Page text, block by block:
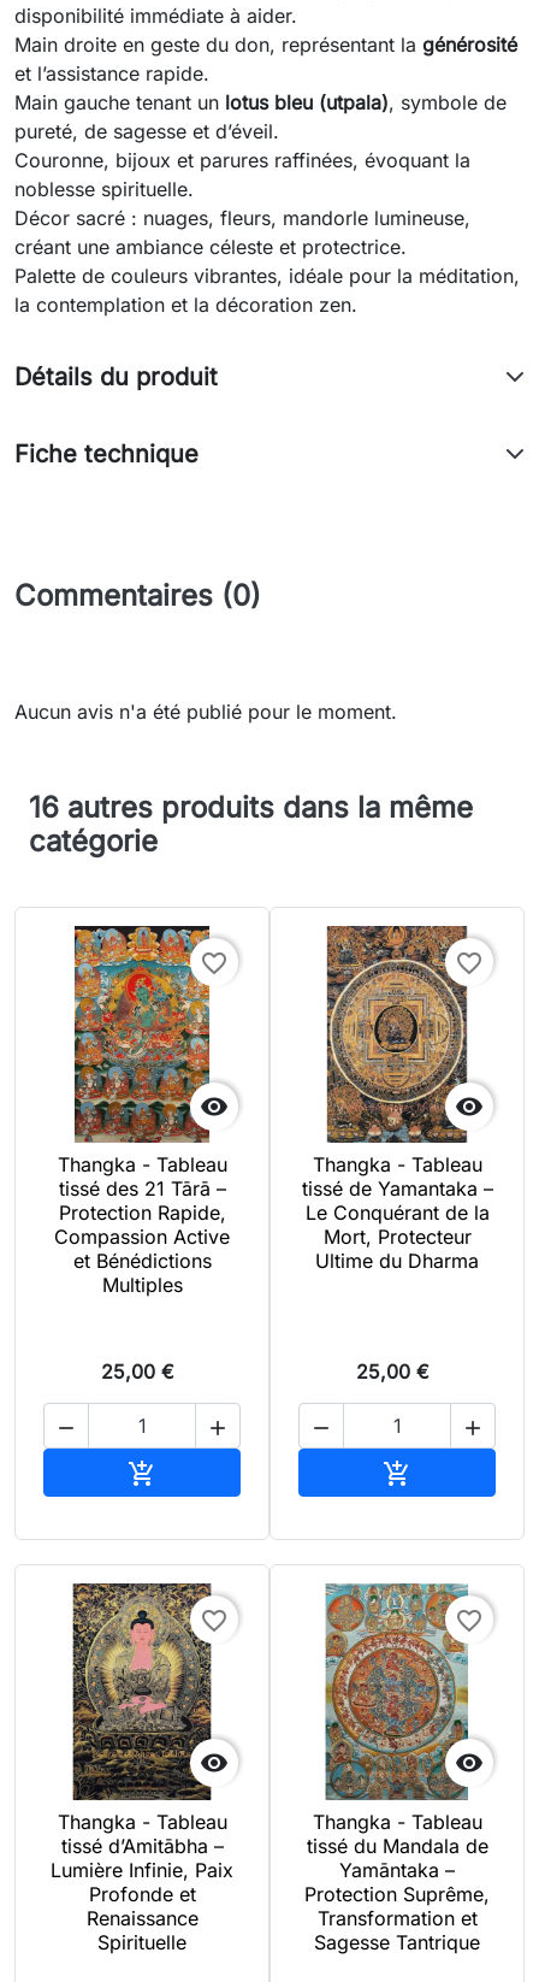
disponibilité immédiate à aider.
Main droite en geste du don, représentant la générosité
et l’assistance rapide.
Main gauche tenant un lotus bleu (utpala), symbole de
pureté, de sagesse et d’éveil.
Couronne, bijoux et parures raffinées, évoquant la
noblesse spirituelle.
Décor sacré : nuages, fleurs, mandorle lumineuse,
créant une ambiance céleste et protectrice.
Palette de couleurs vibrantes, idéale pour la méditation,
la contemplation et la décoration zen.
Détails du produit
Fiche technique
Commentaires (0)
Aucun avis n'a été publié pour le moment.
16 autres produits dans la même
catégorie

favorite_border
Thangka - Tableau
tissé des 21 Tārā –
Protection Rapide,
Compassion Active
et Bénédictions
Multiples
25,00 €
 


favorite_border
Thangka - Tableau
tissé de Yamantaka –
Le Conquérant de la
Mort, Protecteur
Ultime du Dharma
25,00 €
 


favorite_border
Thangka - Tableau
tissé d’Amitābha –
Lumière Infinie, Paix
Profonde et
Renaissance
Spirituelle

favorite_border
Thangka - Tableau
tissé du Mandala de
Yamāntaka –
Protection Suprême,
Transformation et
Sagesse Tantrique